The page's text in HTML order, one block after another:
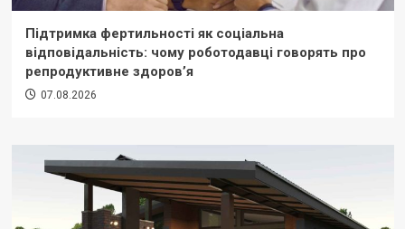
Підтримка фертильності як соціальна
відповідальність: чому роботодавці говорять про
репродуктивне здоров’я
07.08.2026